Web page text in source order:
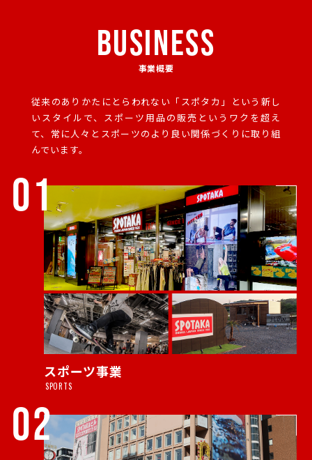
BUSINESS
事業概要
従来のありかたにとらわれない「スポタカ」という新し
いスタイルで、 スポーツ用品の販売というワクを超え
て、常に人々とスポーツのより良い関係づくりに取り組
んでいます。
01
スポーツ事業
SPORTS
02